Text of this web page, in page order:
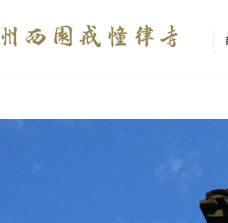
} elseif (is_tag()){ $keywords =
?>